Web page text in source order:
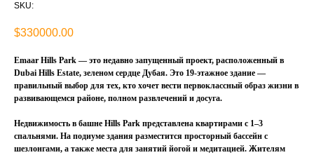
SKU:
$330000.00
Emaar Hills Park — это недавно запущенный проект, расположенный в
Dubai Hills Estate, зеленом сердце Дубая. Это 19-этажное здание —
правильный выбор для тех, кто хочет вести первоклассный образ жизни в
развивающемся районе, полном развлечений и досуга.
Недвижимость в башне Hills Park представлена ​​квартирами с 1–3
спальнями. На подиуме здания разместится просторный бассейн с
шезлонгами, а также места для занятий йогой и медитацией. Жителям